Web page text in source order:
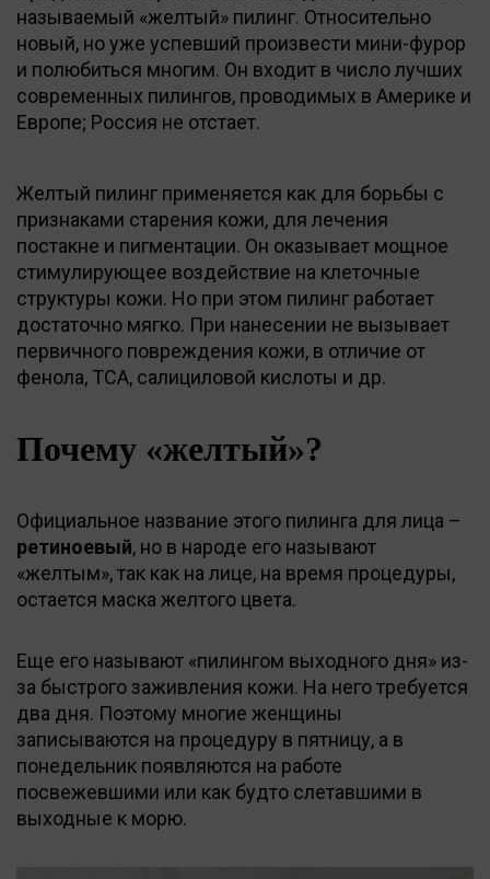
называемый «желтый» пилинг. Относительно
новый, но уже успевший произвести мини-фурор
и полюбиться многим. Он входит в число лучших
современных пилингов, проводимых в Америке и
Европе; Россия не отстает.
Желтый пилинг применяется как для борьбы с
признаками старения кожи, для лечения
постакне и пигментации. Он оказывает мощное
стимулирующее воздействие на клеточные
структуры кожи. Но при этом пилинг работает
достаточно мягко. При нанесении не вызывает
первичного повреждения кожи, в отличие от
фенола, ТСА, салициловой кислоты и др.
Почему «желтый»?
Официальное название этого пилинга для лица –
ретиноевый, но в народе его называют
«желтым», так как на лице, на время процедуры,
остается маска желтого цвета.
Еще его называют «пилингом выходного дня» из-
за быстрого заживления кожи. На него требуется
два дня. Поэтому многие женщины
записываются на процедуру в пятницу, а в
понедельник появляются на работе
посвежевшими или как будто слетавшими в
выходные к морю.